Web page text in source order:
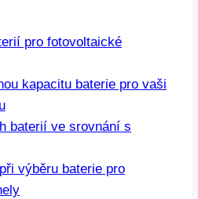
pro fotovoltaické
kapacitu baterie pro vaši
baterií ve srovnání s
výběru baterie pro